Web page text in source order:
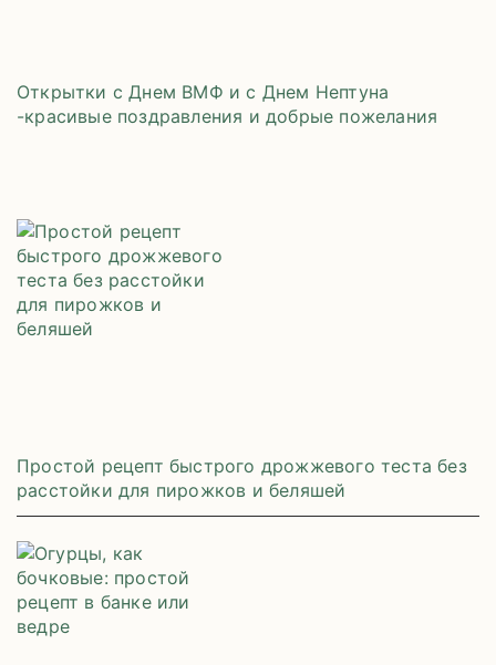
Открытки с Днем ВМФ и с Днем Нептуна
-красивые поздравления и добрые пожелания
Простой рецепт быстрого дрожжевого теста без
расстойки для пирожков и беляшей